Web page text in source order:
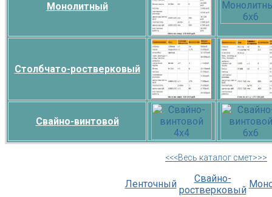
Монолитный
Столбчато-ростверковый
Свайно-винтовой
<<<Весь каталог смет>>>
Ленточный
Свайно-
ростверковый